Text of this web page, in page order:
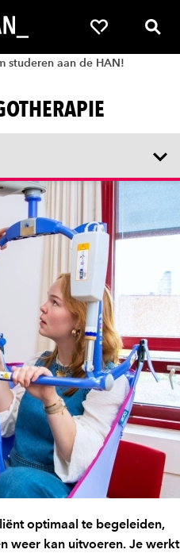
Favorieten
studeren aan de HAN!
optimaal te begeleiden,
weer kan uitvoeren. Je werkt